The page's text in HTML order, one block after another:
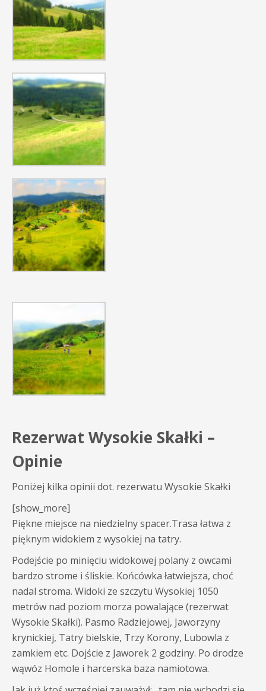
Rezerwat Wysokie Skałki –
Opinie
Poniżej kilka opinii dot. rezerwatu Wysokie Skałki
[show_more]
Piękne miejsce na niedzielny spacer.Trasa łatwa z
pięknym widokiem z wysokiej na tatry.
Podejście po minięciu widokowej polany z owcami
bardzo strome i śliskie. Końcówka łatwiejsza, choć
nadal stroma. Widoki ze szczytu Wysokiej 1050
metrów nad poziom morza powalające (rezerwat
Wysokie Skałki). Pasmo Radziejowej, Jaworzyny
krynickiej, Tatry bielskie, Trzy Korony, Lubowla z
zamkiem etc. Dojście z Jaworek 2 godziny. Po drodze
wąwóz Homole i harcerska baza namiotowa.